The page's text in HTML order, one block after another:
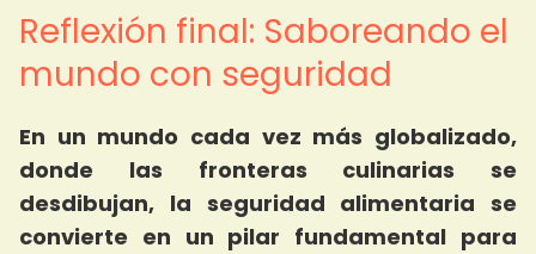
Reflexión final: Saboreando el
mundo con seguridad
En un mundo cada vez más globalizado,
donde las fronteras culinarias se
desdibujan, la seguridad alimentaria se
convierte en un pilar fundamental para